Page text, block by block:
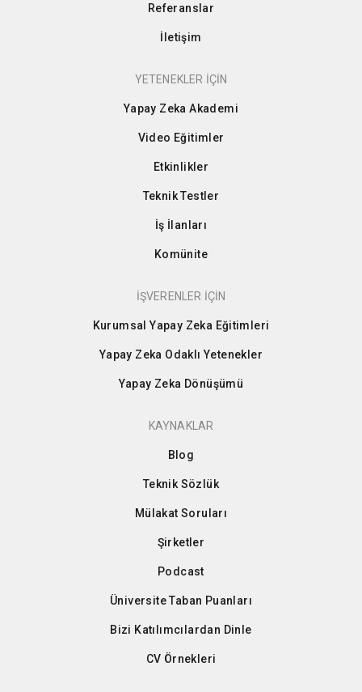
Referanslar
İletişim
YETENEKLER İÇİN
Yapay Zeka Akademi
Video Eğitimler
Etkinlikler
Teknik Testler
İş İlanları
Komünite
İŞVERENLER İÇİN
Kurumsal Yapay Zeka Eğitimleri
Yapay Zeka Odaklı Yetenekler
Yapay Zeka Dönüşümü
KAYNAKLAR
Blog
Teknik Sözlük
Mülakat Soruları
Şirketler
Podcast
Üniversite Taban Puanları
Bizi Katılımcılardan Dinle
CV Örnekleri